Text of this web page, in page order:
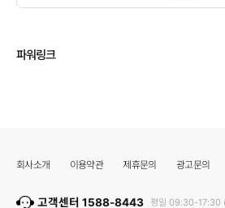
파워링크
회사소개 이용약관 제휴문의 광고문의
고객센터 1588-8443 평일 09:30-17:30